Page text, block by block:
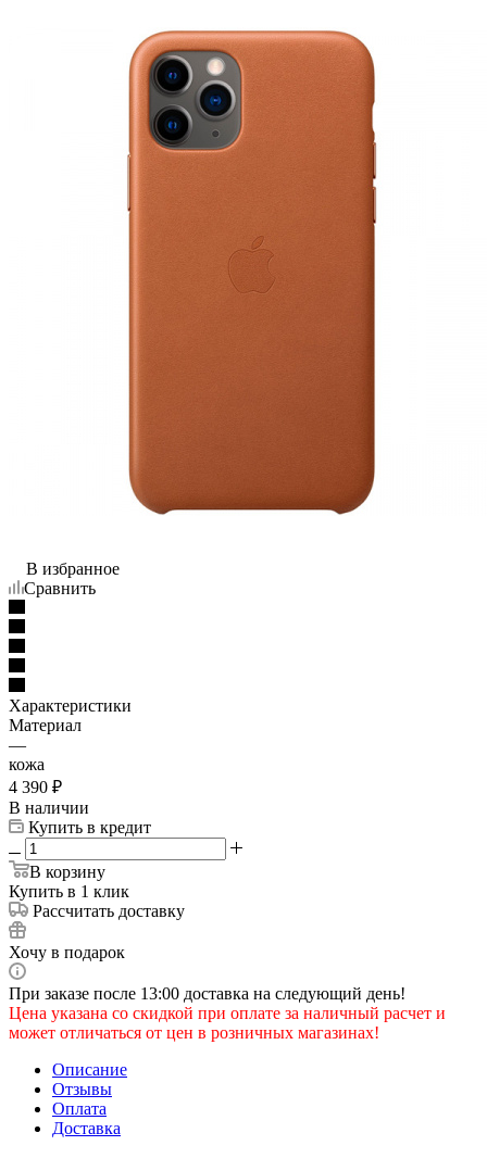
В избранное
Сравнить
Характеристики
Материал
—
кожа
4 390 ₽
В наличии
Купить в кредит
В корзину
Купить в 1 клик
Рассчитать доставку
Хочу в подарок
При заказе после 13:00 доставка на следующий день!
Цена указана со скидкой при оплате за наличный расчет и
может отличаться от цен в розничных магазинах!
Описание
Отзывы
Оплата
Доставка